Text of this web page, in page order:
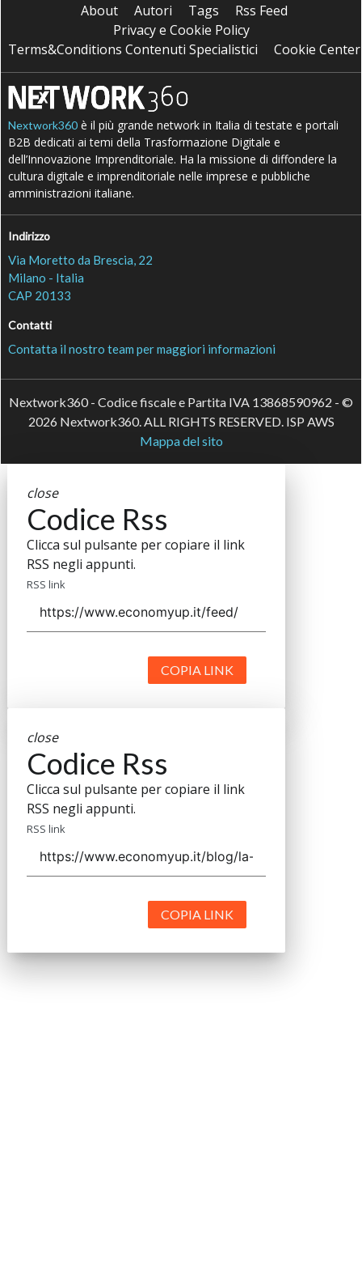
About Autori Tags
Rss Feed
Privacy e Cookie Policy
Terms&Conditions Contenuti Specialistici
Cookie Center
Nextwork360 è il più grande network in Italia di testate e portali
B2B dedicati ai temi della Trasformazione Digitale e
dell’Innovazione Imprenditoriale. Ha la missione di diffondere la
cultura digitale e imprenditoriale nelle imprese e pubbliche
amministrazioni italiane.
Indirizzo
Via Moretto da Brescia, 22
Milano - Italia
CAP 20133
Contatti
Contatta il nostro team per maggiori informazioni
Nextwork360 - Codice fiscale e Partita IVA 13868590962 - ©
2026 Nextwork360. ALL RIGHTS RESERVED. ISP AWS
Mappa del sito
close
Codice Rss
Clicca sul pulsante per copiare il link
RSS negli appunti.
RSS link
COPIA LINK
close
Codice Rss
Clicca sul pulsante per copiare il link
RSS negli appunti.
RSS link
COPIA LINK